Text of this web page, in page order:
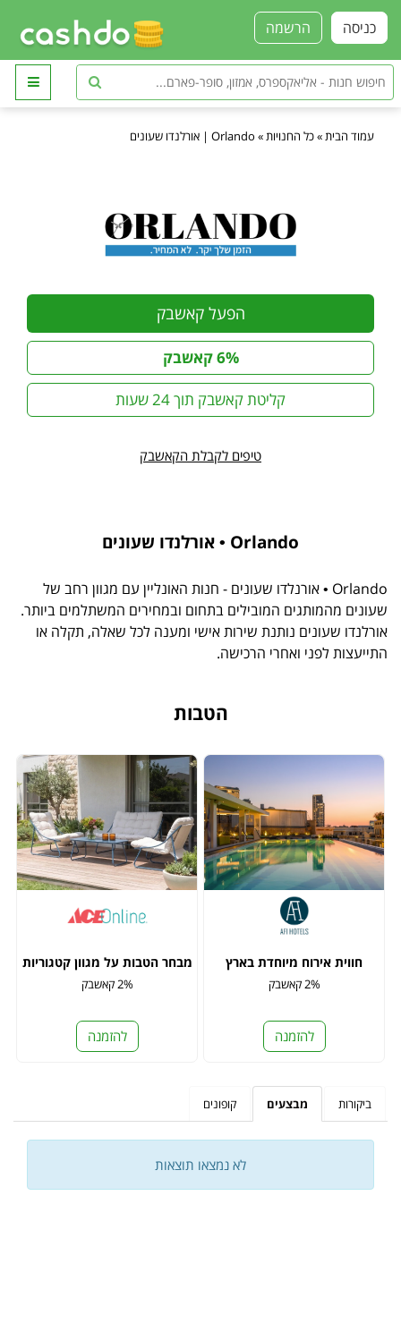
הרשמה כניסה
עמוד הבית »כל החנויות » Orlando | אורלנדו שעונים
הפעל קאשבק
6% קאשבק
קליטת קאשבק תוך 24 שעות
טיפים לקבלת הקאשבק
Orlando • אורלנדו שעונים
Orlando • אורנלדו שעונים - חנות האונליין עם מגוון רחב של
שעונים מהמותגים המובילים בתחום ובמחירים המשתלמים ביותר.
אורלנדו שעונים נותנת שירות אישי ומענה לכל שאלה, תקלה או
התייעצות לפני ואחרי הרכישה.
הטבות
חווית אירוח מיוחדת בארץ
2% קאשבק
להזמנה
מבחר הטבות על מגוון קטגוריות
2% קאשבק
להזמנה
ביקורות מבצעים קופונים
לא נמצאו תוצאות